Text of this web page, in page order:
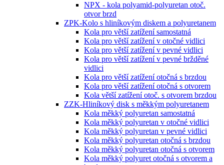
NPX - kola polyamid-polyuretan otoč.
otvor brzd
ZPK-Kolo s hliníkovým diskem a polyuretanem
Kola pro větší zatížení samostatná
Kola pro větší zatížení v otočné vidlici
Kola pro větší zatížení v pevné vidlici
Kola pro větší zatížení v pevné bržděné
vidlici
Kola pro větší zatížení otočná s brzdou
Kola pro větší zatížení otočná s otvorem
Kola větší zatížení otoč. s otvorem brzdou
ZZK-Hliníkový disk s měkkým polyuretanem
Kola měkký polyuretan samostatná
Kola měkký polyuretan v otočné vidlici
Kola měkký polyuretan v pevné vidlici
Kola měkký polyuretan otočná s brzdou
Kola měkký polyuretan otočná s otvorem
Kola měkký polyuret otočná s otvorem a